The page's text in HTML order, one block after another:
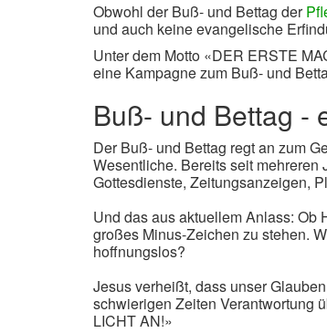
Obwohl der Buß- und Bettag der
und auch keine evangelische
Unter dem Motto «DER ERSTE
eine Kampagne zum Buß- und
Buß- und Bettag -
Der Buß- und Bettag regt an zum
Wesentliche. Bereits seit
Gottesdienste, Zeitungsanzeigen,
Und das aus aktuellem Anlass: Ob
großes Minus-Zeichen zu stehen.
hoffnungslos?
Jesus verheißt, dass unser
schwierigen Zeiten Verantwortung
LICHT AN!»